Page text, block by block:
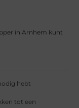
in Arnhem kunt
hebt
tot een